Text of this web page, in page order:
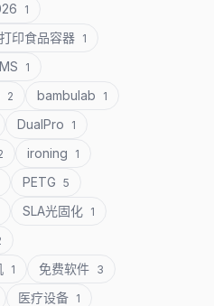
1
印食品容器 1
1
2 bambulab 1
DualPro 1
ironing 1
PETG 5
SLA光固化 1
1 免费软件 3
医疗设备 1